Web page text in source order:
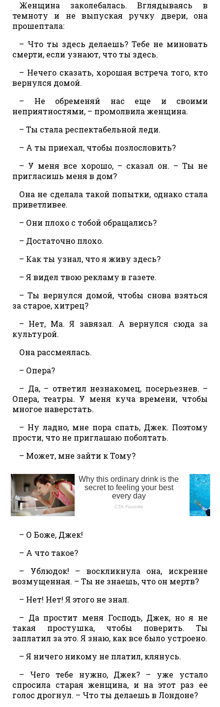
Женщина заколебалась. Вглядываясь в
темноту и не выпуская ручку двери, она
прошептала:
– Что ты здесь делаешь? Тебе не миновать
смерти, если узнают, что ты здесь.
– Нечего сказать, хорошая встреча того, кто
вернулся домой.
– Не обременяй нас еще и своими
неприятностями, – промолвила женщина.
– Ты стала респектабельной леди.
– А ты приехал, чтобы позлословить?
– У меня все хорошо, – сказал он. – Ты не
пригласишь меня в дом?
Она не сделала такой попытки, однако стала
приветливее.
– Они плохо с тобой обращались?
– Достаточно плохо.
– Как ты узнал, что я живу здесь?
– Я видел твою рекламу в газете.
– Ты вернулся домой, чтобы снова взяться
за старое, хитрец?
– Нет, Ма. Я завязал. А вернулся сюда за
культурой.
Она рассмеялась.
– Опера?
– Да, – ответил незнакомец, посерьезнев. –
Опера, театры. У меня куча времени, чтобы
многое наверстать.
– Ну ладно, мне пора спать, Джек. Поэтому
прости, что не приглашаю поболтать.
– Может, мне зайти к Тому?
– О Боже, Джек!
– А что такое?
– Ублюдок! – воскликнула она, искренне
возмущенная. – Ты не знаешь, что он мертв?
– Нет! Нет! Я этого не знал.
– Да простит меня Господь, Джек, но я не
такая простушка, чтобы поверить. Ты
заплатил за это. Я знаю, как все было устроено.
– Я ничего никому не платил, клянусь.
– Чего тебе нужно, Джек? – уже устало
спросила старая женщина, и на этот раз ее
голос дрогнул. – Что ты делаешь в Лондоне?